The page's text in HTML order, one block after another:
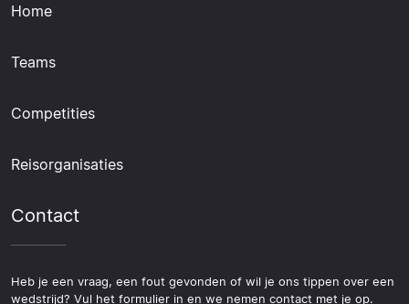
Home
Teams
Competities
Reisorganisaties
Contact
Heb je een vraag, een fout gevonden of wil je ons tippen over een
wedstrijd? Vul het formulier in en we nemen contact met je op.